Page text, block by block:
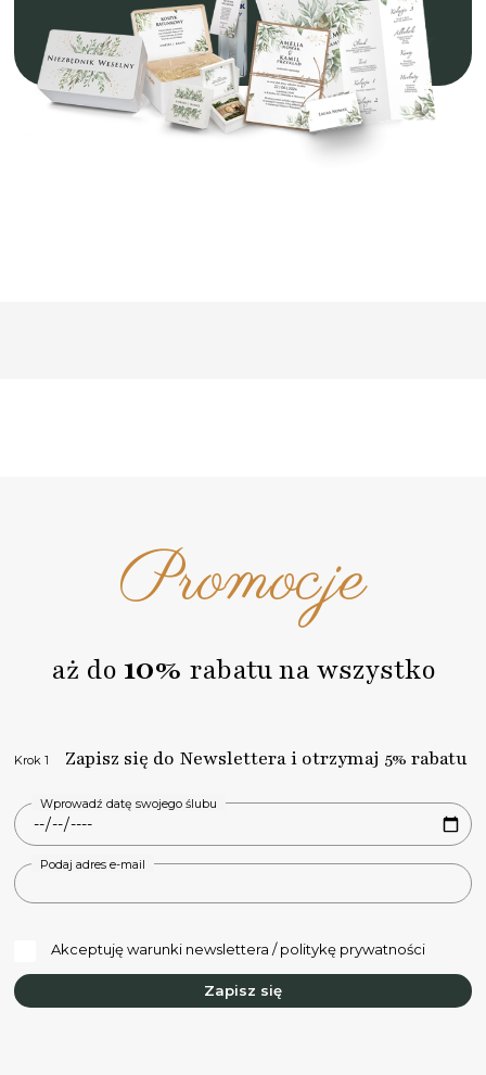
Promocje
aż do 10% rabatu na wszystko
Krok 1 Zapisz się do Newslettera i otrzymaj 5% rabatu
Wprowadź datę swojego ślubu
Podaj adres e-mail
Akceptuję warunki newslettera / politykę prywatności
Zapisz się